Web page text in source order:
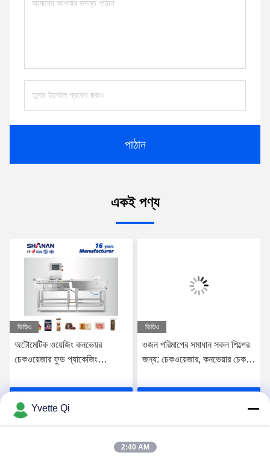
পাঠান
একই পণ্য
ভিডিও
অটোমেটিক ওয়েজিং কনভেয়র
চেকওয়েজার ফুড প্যাকেজিং
সেরা মূল্য পান
ভিডিও
ওজন পরিমাপের সমাধান সকল শিল্পের
জন্য: চেকওয়েজার, কনভেয়ার চেক
Yvette Qi
2:40 AM